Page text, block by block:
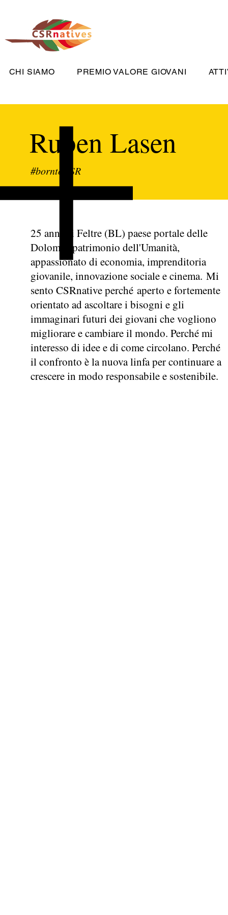
CHI SIAMO PREMIO VALORE GIOVANI
Ruben Lasen
#borntoCSR
25 anni di Feltre (BL) paese portale delle
Dolomiti patrimonio dell'Umanità,
appassionato di economia, imprenditoria
giovanile, innovazione sociale e cinema. Mi
sento CSRnative perché aperto e fortemente
orientato ad ascoltare i bisogni e gli
immaginari futuri dei giovani che vogliono
migliorare e cambiare il mondo. Perché mi
interesso di idee e di come circolano. Perché
il confronto è la nuova linfa per continuare a
crescere in modo responsabile e sostenibile.